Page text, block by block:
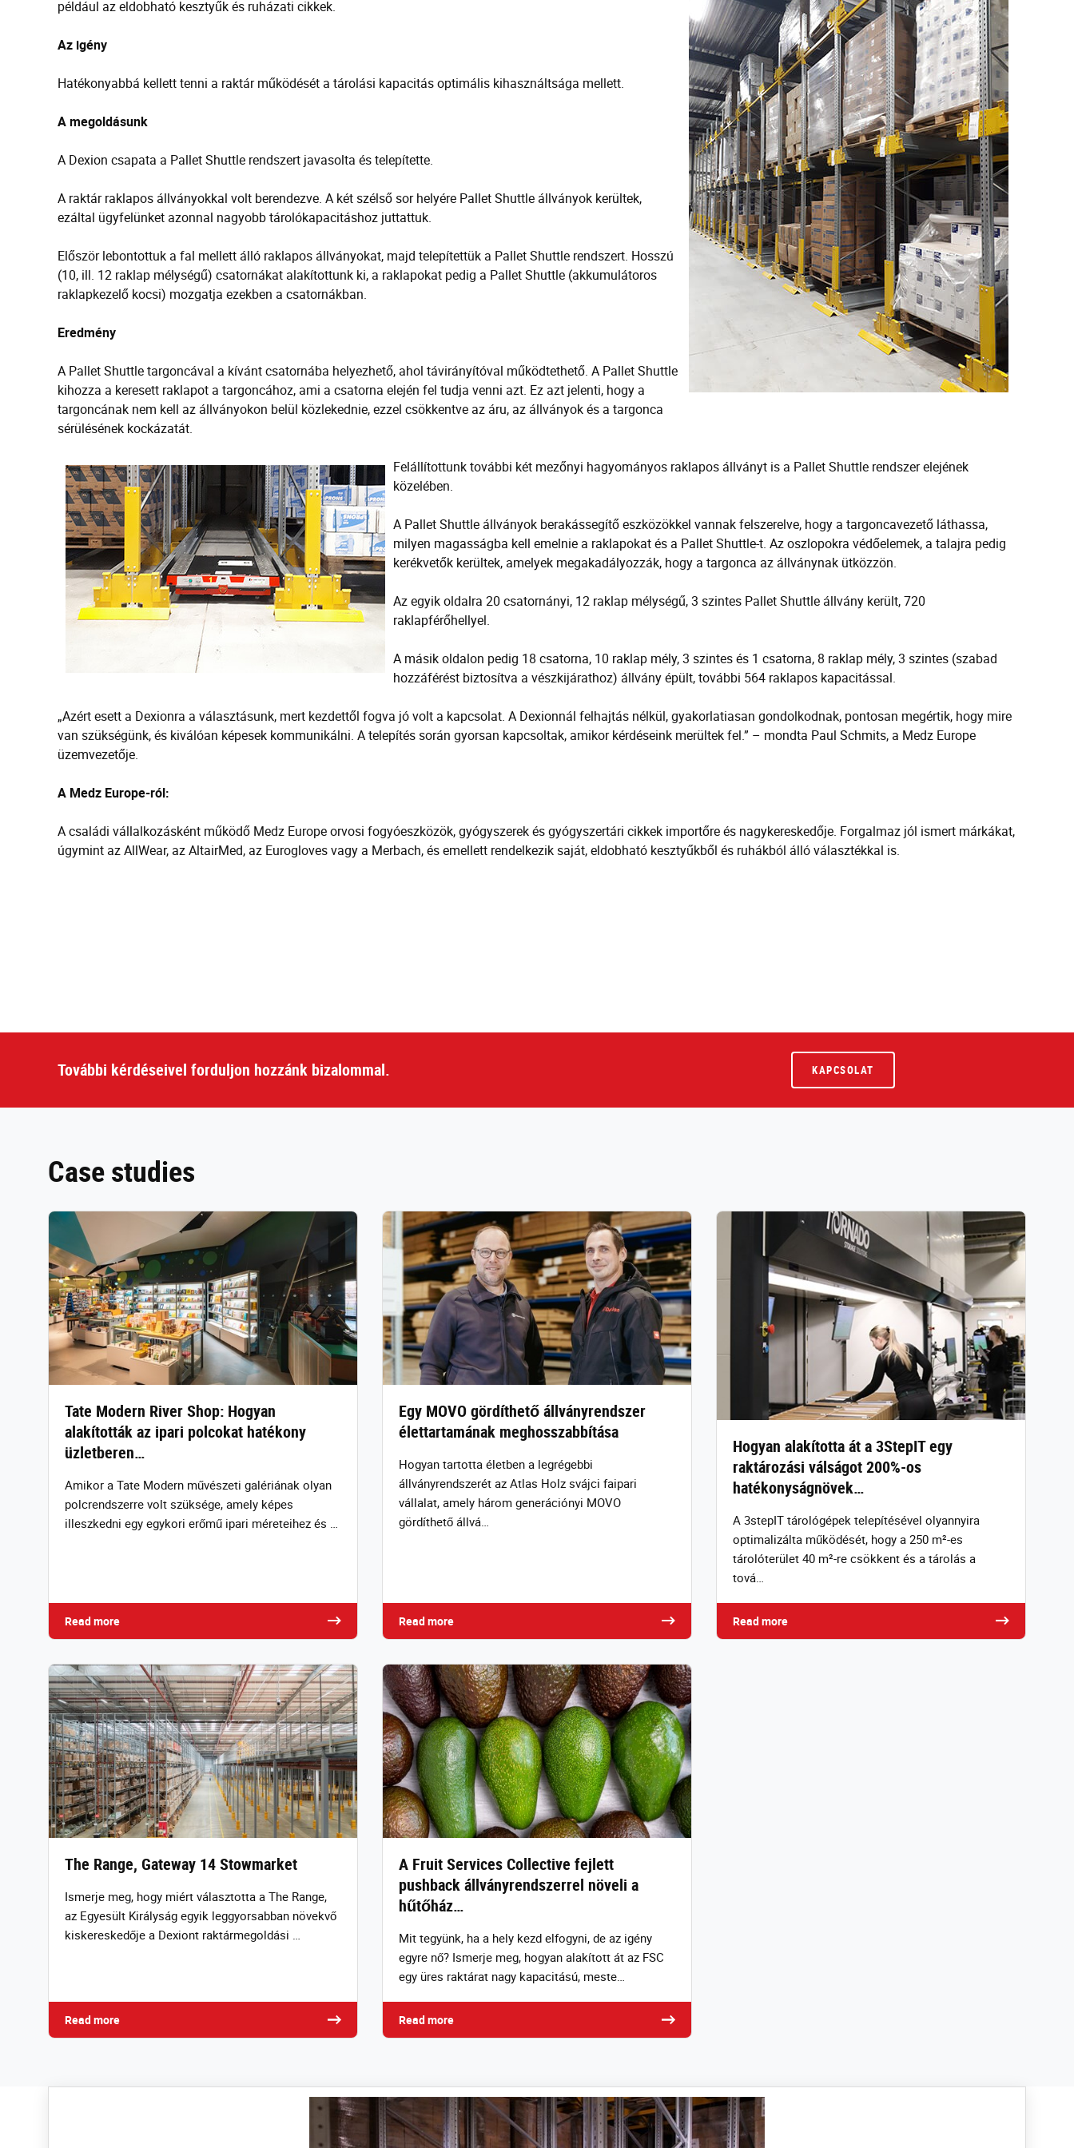
például az eldobható kesztyűk és ruházati cikkek.
Az igény
Hatékonyabbá kellett tenni a raktár működését a tárolási kapacitás optimális kihasználtsága mellett.
A megoldásunk
A Dexion csapata a Pallet Shuttle rendszert javasolta és telepítette.
A raktár raklapos állványokkal volt berendezve. A két szélső sor helyére Pallet Shuttle állványok kerültek,
ezáltal ügyfelünket azonnal nagyobb tárolókapacitáshoz juttattuk.
Először lebontottuk a fal mellett álló raklapos állványokat, majd telepítettük a Pallet Shuttle rendszert. Hosszú
(10, ill. 12 raklap mélységű) csatornákat alakítottunk ki, a raklapokat pedig a Pallet Shuttle (akkumulátoros
raklapkezelő kocsi) mozgatja ezekben a csatornákban.
Eredmény
A Pallet Shuttle targoncával a kívánt csatornába helyezhető, ahol távirányítóval működtethető. A Pallet Shuttle
kihozza a keresett raklapot a targoncához, ami a csatorna elején fel tudja venni azt. Ez azt jelenti, hogy a
targoncának nem kell az állványokon belül közlekednie, ezzel csökkentve az áru, az állványok és a targonca
sérülésének kockázatát.
Felállítottunk további két mezőnyi hagyományos raklapos állványt is a Pallet Shuttle rendszer elejének
közelében.
A Pallet Shuttle állványok berakássegítő eszközökkel vannak felszerelve, hogy a targoncavezető láthassa,
milyen magasságba kell emelnie a raklapokat és a Pallet Shuttle-t. Az oszlopokra védőelemek, a talajra pedig
kerékvetők kerültek, amelyek megakadályozzák, hogy a targonca az állványnak ütközzön.
Az egyik oldalra 20 csatornányi, 12 raklap mélységű, 3 szintes Pallet Shuttle állvány került, 720
raklapférőhellyel.
A másik oldalon pedig 18 csatorna, 10 raklap mély, 3 szintes és 1 csatorna, 8 raklap mély, 3 szintes (szabad
hozzáférést biztosítva a vészkijárathoz) állvány épült, további 564 raklapos kapacitással.
„Azért esett a Dexionra a választásunk, mert kezdettől fogva jó volt a kapcsolat. A Dexionnál felhajtás nélkül, gyakorlatiasan gondolkodnak, pontosan megértik, hogy mire
van szükségünk, és kiválóan képesek kommunikálni. A telepítés során gyorsan kapcsoltak, amikor kérdéseink merültek fel.” – mondta Paul Schmits, a Medz Europe
üzemvezetője.
A Medz Europe-ról:
A családi vállalkozásként működő Medz Europe orvosi fogyóeszközök, gyógyszerek és gyógyszertári cikkek importőre és nagykereskedője. Forgalmaz jól ismert márkákat,
úgymint az AllWear, az AltairMed, az Eurogloves vagy a Merbach, és emellett rendelkezik saját, eldobható kesztyűkből és ruhákból álló választékkal is.
További kérdéseivel forduljon hozzánk bizalommal. KAPCSOLAT
Case studies
Tate Modern River Shop: Hogyan
alakították az ipari polcokat hatékony
üzletberen…
Amikor a Tate Modern művészeti galériának olyan
polcrendszerre volt szüksége, amely képes
illeszkedni egy egykori erőmű ipari méreteihez és …
Read more
Egy MOVO gördíthető állványrendszer
élettartamának meghosszabbítása
Hogyan tartotta életben a legrégebbi
állványrendszerét az Atlas Holz svájci faipari
vállalat, amely három generációnyi MOVO
gördíthető állvá…
Read more
Hogyan alakította át a 3StepIT egy
raktározási válságot 200%-os
hatékonyságnövek…
A 3stepIT tárológépek telepítésével olyannyira
optimalizálta működését, hogy a 250 m²-es
tárolóterület 40 m²-re csökkent és a tárolás a
tová…
Read more
The Range, Gateway 14 Stowmarket
Ismerje meg, hogy miért választotta a The Range,
az Egyesült Királyság egyik leggyorsabban növekvő
kiskereskedője a Dexiont raktármegoldási …
Read more
A Fruit Services Collective fejlett
pushback állványrendszerrel növeli a
hűtőház…
Mit tegyünk, ha a hely kezd elfogyni, de az igény
egyre nő? Ismerje meg, hogyan alakított át az FSC
egy üres raktárat nagy kapacitású, meste…
Read more